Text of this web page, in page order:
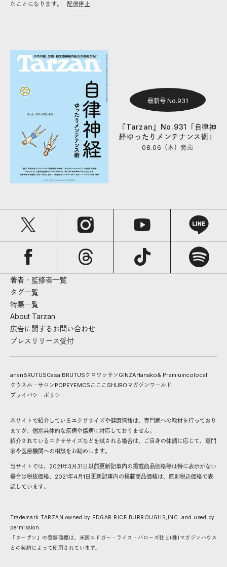
たことになります。
配信停止
最新号 No.931
『Tarzan』No.931「自律神
経ゆったりメンテナンス術」
08.06（木）発売
著者・監修者一覧
タグ一覧
特集一覧
About Tarzan
広告に関するお問い合わせ
プレスリリース受付
ananBRUTUSCasa BRUTUS クロワッサンGINZAHanako& Premiumcolocal
クウネル・サロンPOPEYEMCS こここ SHUROマガジンワールド
プライバシーポリシー
本サイトで紹介しているエクササイズや健康情報は、専門家への取材を行っており
ますが、個別具体的な疾病や傷病に対応しておりません。
紹介されているエクササイズなどを試される場合は、ご自身の体調に応じて、専門
家や医療機関への相談をお勧めします。
当サイトでは、2021年3月31日以前更新記事内の掲載商品価格等は特に表示がない
場合は税抜価格、2021年4月1日更新記事内の掲載商品価格は、原則税込価格で表
記しています。
Trademark TARZAN owned by EDGAR RICE BURROUGHS,INC. and used by
permission.
『ターザン』の登録商標は、米国エドガー・ライス・バローズ社と(株)マガジンハウス
との契約によって使用されています。